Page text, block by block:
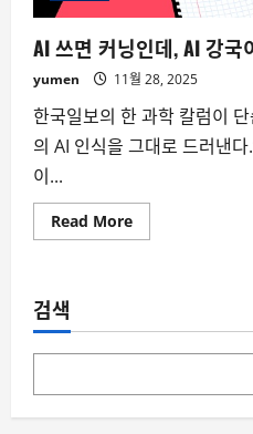
AI 쓰면 커닝인데, AI 강국
yumen 11월 28, 2025
한국일보의 한 과학 칼럼이
의 AI 인식을 그대로 드러낸
이...
Read MoreRead
more
닝
데,
강
이
검색